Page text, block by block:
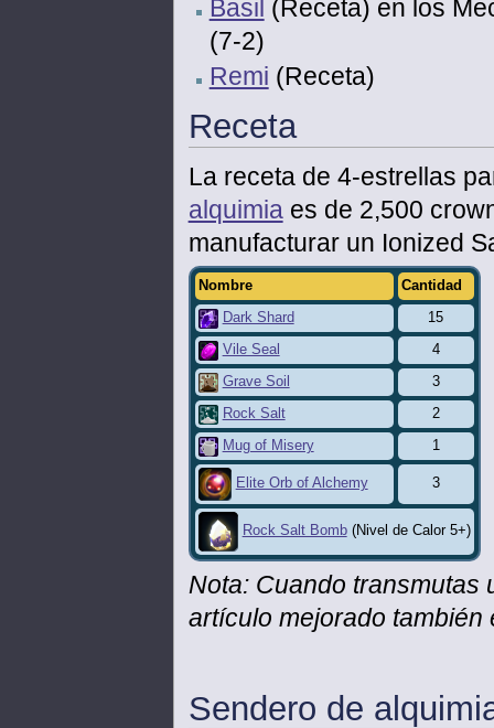
Basil (Receta) en los
(7-2)
Remi (Receta)
Receta
La receta de 4-estrellas
alquimiaes de 2,500
manufacturar un Ionized
Nombre Cantidad
Dark Shard 15
Vile Seal 4
Grave Soil 3
Rock Salt 2
Mug of Misery 1
Elite Orb of Alchemy 3
Rock Salt Bomb(Nivel de Calor 5+)
Nota: Cuando
artículo mejorado también
Sendero de